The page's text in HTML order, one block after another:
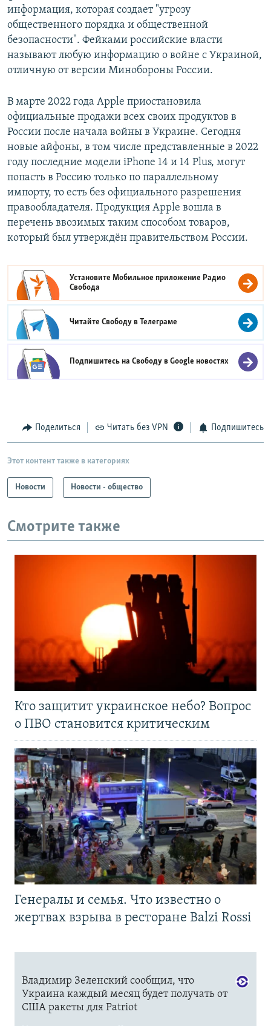
информация, которая создает "угрозу
общественного порядка и общественной
безопасности". Фейками российские власти
называют любую информацию о войне с Украиной,
отличную от версии Минобороны России.
В марте 2022 года Apple приостановила
официальные продажи всех своих продуктов в
России после начала войны в Украине. Сегодня
новые айфоны, в том числе представленные в 2022
году последние модели iPhone 14 и 14 Plus, могут
попасть в Россию только по параллельному
импорту, то есть без официального разрешения
правообладателя. Продукция Apple вошла в
перечень ввозимых таким способом товаров,
который был утверждён правительством России.
Установите Мобильное приложение Радио
Свобода
Читайте Свободу вТелеграме
Подпишитесь на Свободу вGoogle новостях
Поделиться Читать без VPN Подпишитесь
Этот контент также в категориях
Новости Новости - общество
Смотрите также
Кто защитит украинское небо? Вопрос
о ПВО становится критическим
Генералы и семья. Что известно о
жертвах взрыва в ресторане Balzi Rossi